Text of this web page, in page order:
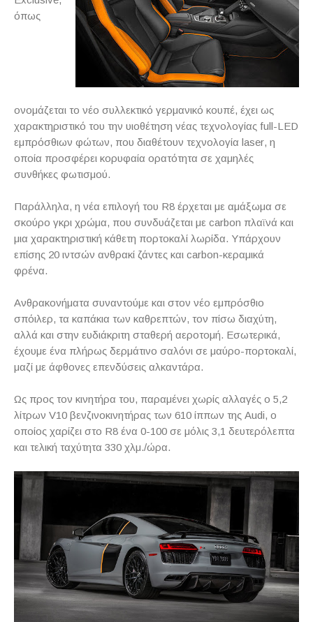
όπως
ονομάζεται το νέο συλλεκτικό γερμανικό κουπέ, έχει ως
χαρακτηριστικό του την υιοθέτηση νέας τεχνολογίας full-LED
εμπρόσθιων φώτων, που διαθέτουν τεχνολογία laser, η
οποία προσφέρει κορυφαία ορατότητα σε χαμηλές
συνθήκες φωτισμού.
Παράλληλα, η νέα επιλογή του R8 έρχεται με αμάξωμα σε
σκούρο γκρι χρώμα, που συνδυάζεται με carbon πλαϊνά και
μια χαρακτηριστική κάθετη πορτοκαλί λωρίδα. Υπάρχουν
επίσης 20 ιντσών ανθρακί ζάντες και carbon-κεραμικά
φρένα.
Ανθρακονήματα συναντούμε και στον νέο εμπρόσθιο
σπόιλερ, τα καπάκια των καθρεπτών, τον πίσω διαχύτη,
αλλά και στην ευδιάκριτη σταθερή αεροτομή. Εσωτερικά,
έχουμε ένα πλήρως δερμάτινο σαλόνι σε μαύρο-πορτοκαλί,
μαζί με άφθονες επενδύσεις αλκαντάρα.
Ως προς τον κινητήρα του, παραμένει χωρίς αλλαγές ο 5,2
λίτρων V10 βενζινοκινητήρας των 610 ίππων της Audi, ο
οποίος χαρίζει στο R8 ένα 0-100 σε μόλις 3,1 δευτερόλεπτα
και τελική ταχύτητα 330 χλμ./ώρα.